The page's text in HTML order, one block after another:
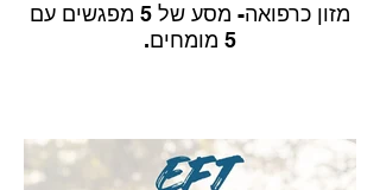
מזון כרפואה- מסע של 5 מפגשים עם
5 מומחים.